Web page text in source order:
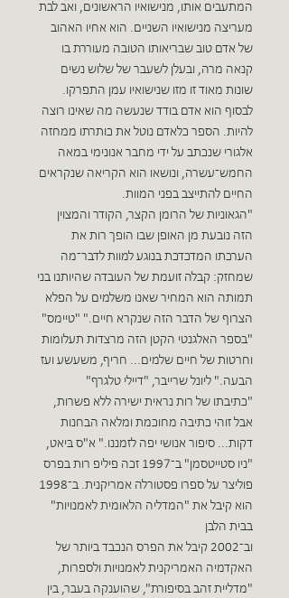
המתעבים אותו, מנישואיו הראשונים, ואב לבת
מעריצה מנישואיו השניים. הוא אחיו האהוב
של אדם טוב שבריאותו הטובה מעוררת בו
קנאה מרה, ובעלן לשעבר של שלוש נשים
שונות מאוד זו מזו שנישואיו עמן התפרקו.
לבסוף הוא אדם בודד שנעשה מה שאינו רוצה
להיות. הספר כלאדם נוטל את כותרתו ממחזה
אלגורי שנכתב על ידי מחבר אנונימי במאה
החמש־עשרה, ונושאו הוא הקריאה שנקראים
החיים להתייצב בפני המוות.
"הגאוניות של הרומן הקצר, הקודר והמצוין
הזה נובעת מן האופן שבו הופך רות את
הערכתו המדכדכת בנוגע למוות לדבר־מה
שמחזק: קבלה זועמת של העובדה שהיותנו בני
תמותה הוא המחיר שאנו משלמים על הפלא
הצרוף של הדבר הזה שנקרא חיים." "טיימס"
"בספר האלגנטי הקטן הזה מרצדות תעלומות
וחרטות של חיים שלמים... חריף, משעשע ועז
הבעה." ליונל שרייבר, "דיילי טלגרף"
"כתיבתו של רות נראית ישירה ללא פשרות,
אבל זוהי כתיבה מחוכמת ומלאה הבחנות
דקות... סיפור אנושי יפה לזמננו." א"ס בּיאט,
"ניו סטייטסמן" ב־1997 זכה פיליפ רות בפרס
פוליצר על ספרו פסטורלה אמריקנית. ב־1998
הוא קיבל את "המדליה הלאומית לאמנויות"
בבית הלבן
וב־2002 קיבל את הפרס הנכבד ביותר של
האקדמיה האמריקנית לאמנויות ולספרות,
"מדליית זהב בסיפורת", שהוענקה בעבר, בין